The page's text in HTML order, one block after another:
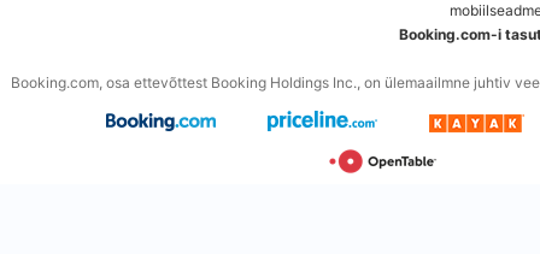
Booking.com-i
Booking.com, osa ettevõttest Booking Holdings Inc., on ülemaailmne juhtiv